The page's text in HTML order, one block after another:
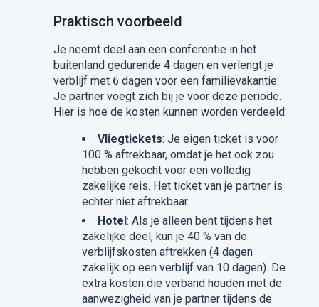
Praktisch voorbeeld
Je neemt deel aan een conferentie in het
buitenland gedurende 4 dagen en verlengt je
verblijf met 6 dagen voor een familievakantie.
Je partner voegt zich bij je voor deze periode.
Hier is hoe de kosten kunnen worden verdeeld:
Vliegtickets: Je eigen ticket is voor
100 % aftrekbaar, omdat je het ook zou
hebben gekocht voor een volledig
zakelijke reis. Het ticket van je partner is
echter niet aftrekbaar.
Hotel: Als je alleen bent tijdens het
zakelijke deel, kun je 40 % van de
verblijfskosten aftrekken (4 dagen
zakelijk op een verblijf van 10 dagen). De
extra kosten die verband houden met de
aanwezigheid van je partner tijdens de